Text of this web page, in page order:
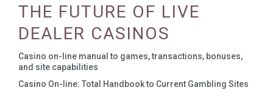
THE FUTURE OF LIVE
DEALER CASINOS
Casino on-line manual to games, transactions, bonuses,
and site capabilities
Casino On-line: Total Handbook to Current Gambling Sites